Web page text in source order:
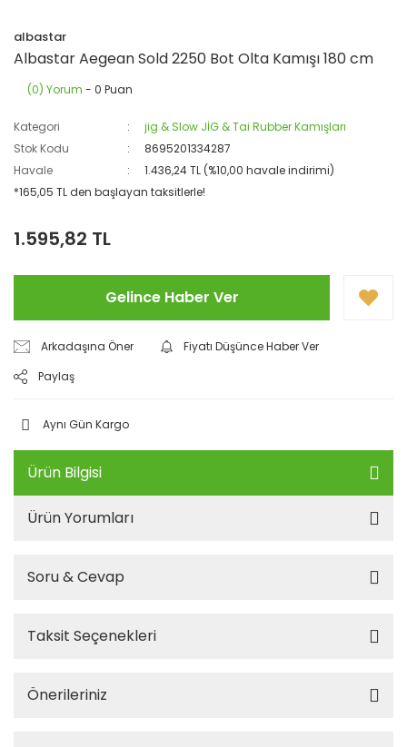
albastar
Albastar Aegean Sold 2250 Bot Olta Kamışı 180 cm
(0) Yorum - 0 Puan
Kategori
jig & Slow JİG & Tai Rubber Kamışları
Stok Kodu
8695201334287
Havale
1.436,24 TL (%10,00 havale indirimi)
*165,05 TL den başlayan taksitlerle!
1.595,82 TL
Gelince Haber Ver
Arkadaşına Öner
Fiyatı Düşünce Haber Ver
Paylaş
Aynı Gün Kargo
Ürün Bilgisi
Ürün Yorumları
Soru & Cevap
Taksit Seçenekleri
Önerileriniz